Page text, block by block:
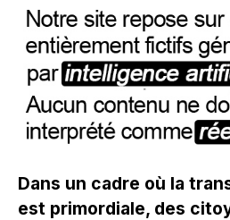
Dans un cadre où la
est primordiale, des